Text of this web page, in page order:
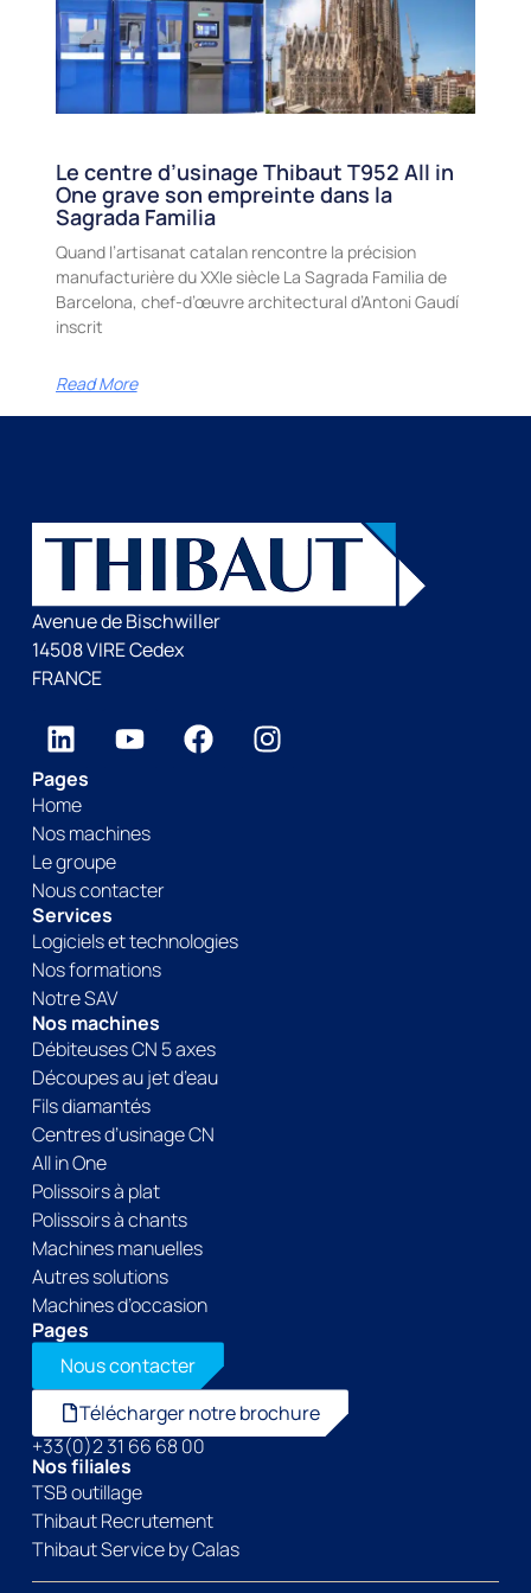
Le centre d’usinage Thibaut T952 All in
One grave son empreinte dans la
Sagrada Familia
Quand l’artisanat catalan rencontre la précision
manufacturière du XXIe siècle La Sagrada Familia de
Barcelona, chef-d’œuvre architectural d’Antoni Gaudí
inscrit
Read More
Avenue de Bischwiller
14508 VIRE Cedex
FRANCE
Pages
Home
Nos machines
Le groupe
Nous contacter
Services
Logiciels et technologies
Nos formations
Notre SAV
Nos machines
Débiteuses CN 5 axes
Découpes au jet d’eau
Fils diamantés
Centres d’usinage CN
All in One
Polissoirs à plat
Polissoirs à chants
Machines manuelles
Autres solutions
Machines d’occasion
Pages
Nous contacter
Télécharger notre brochure
+33(0)2 31 66 68 00
Nos filiales
TSB outillage
Thibaut Recrutement
Thibaut Service by Calas